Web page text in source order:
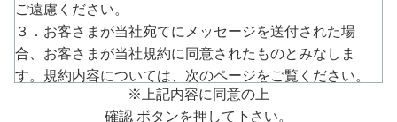
ご遠慮ください。
３．お客さまが当社宛てにメッセージを送付された場
合、お客さまが当社規約に同意されたものとみなしま
す。規約内容については、次のページをご覧ください。
https://www.arucom.ne.jp/rule/index.html
※上記内容に同意の上
確認 ボタンを押して下さい。